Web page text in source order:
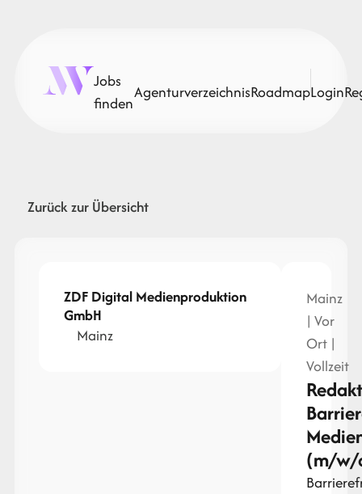
Jobs
finden
AgenturverzeichnisRoadmapLogin
Zurück zur Übersicht
ZDF Digital Medienproduktion
GmbH
Mainz
Mainz
| Vor
Ort |
Vollzeit
(m/